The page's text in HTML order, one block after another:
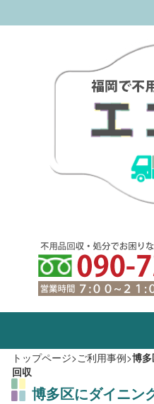
トップページ>ご利用事例>博
回収
博多区にダイニン